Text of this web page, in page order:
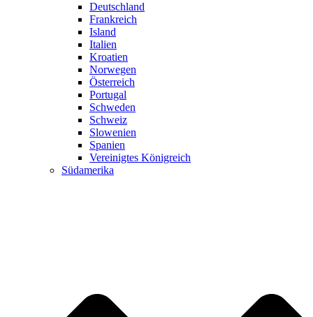
Deutschland
Frankreich
Island
Italien
Kroatien
Norwegen
Österreich
Portugal
Schweden
Schweiz
Slowenien
Spanien
Vereinigtes Königreich
Südamerika